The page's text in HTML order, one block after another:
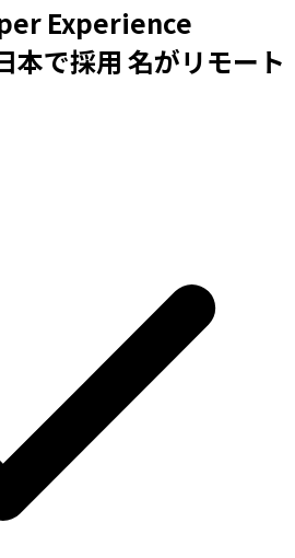
Experience
で採用 名がリモート